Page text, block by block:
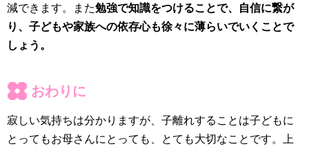
減できます。また勉強で知識をつけることで、自信に繋が
り、子どもや家族への依存心も徐々に薄らいでいくことで
しょう。
おわりに
寂しい気持ちは分かりますが、子離れすることは子どもに
とってもお母さんにとっても、とても大切なことです。上